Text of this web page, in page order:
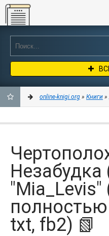
Online-knigi.org
ЗАКЛАДКИ
online-knigi.org » Книги »
Незабудка
"Mia_Levis"
txt, fb2) 📗